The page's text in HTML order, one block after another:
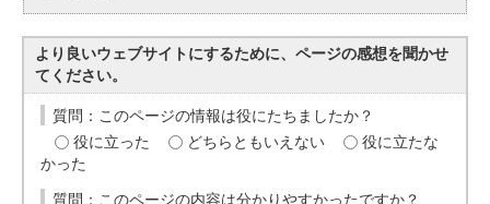
より良いウェブサイトにするために、ページの感想を聞かせ
てください。
質問：このページの情報は役にたちましたか？
役に立った
どちらともいえない
役に立たな
かった
質問：このページの内容は分かりやすかったですか？